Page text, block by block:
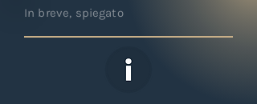
In breve, spiegato